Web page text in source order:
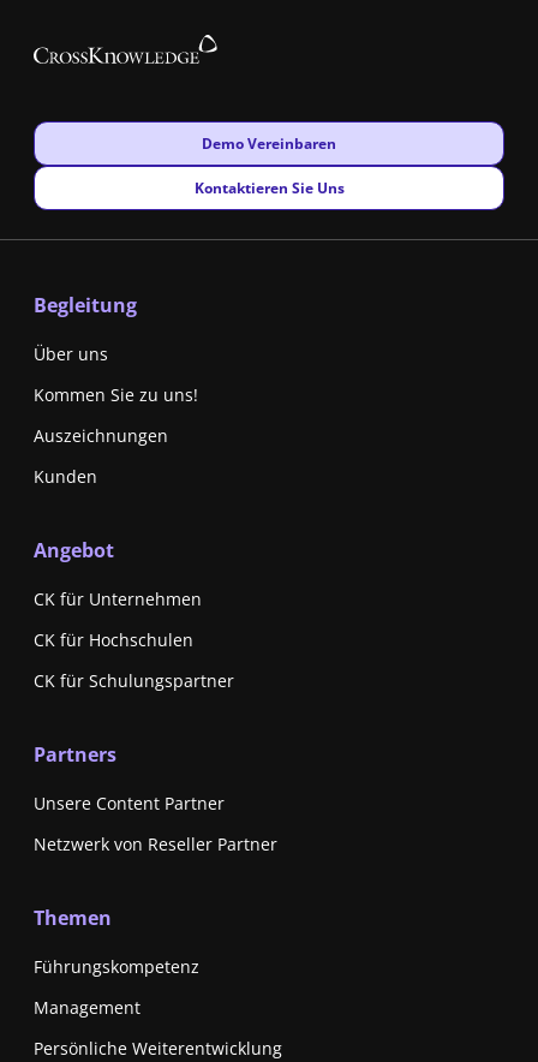
New window
Demo Vereinbaren
New window
Kontaktieren Sie Uns
Begleitung
Über uns
Kommen Sie zu uns!
Auszeichnungen
Kunden
Angebot
CK für Unternehmen
CK für Hochschulen
CK für Schulungspartner
Partners
Unsere Content Partner
Netzwerk von Reseller Partner
Themen
Führungskompetenz
Management
Persönliche Weiterentwicklung